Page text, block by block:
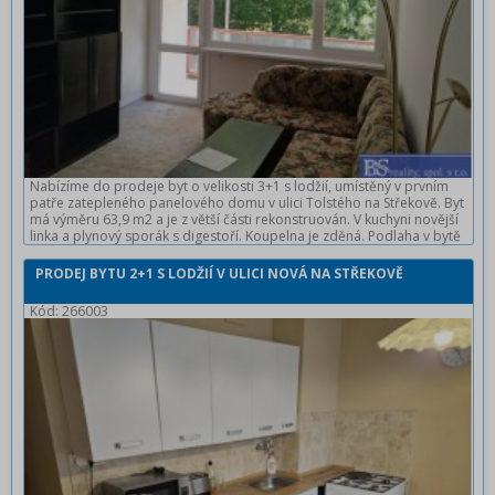
Nabízíme do prodeje byt o velikosti 3+1 s lodžií, umístěný v prvním
patře zatepleného panelového domu v ulici Tolstého na Střekově. Byt
má výměru 63,9 m2 a je z větší části rekonstruován. V kuchyni novější
linka a plynový sporák s digestoří. Koupelna je zděná. Podlaha v bytě
žaluziemi. K bytu náleží komora. Dům je zateplený. Volný ihned. Více
informací v RK.
PRODEJ BYTU 2+1 S LODŽIÍ V ULICI NOVÁ NA STŘEKOVĚ
Kód: 266003